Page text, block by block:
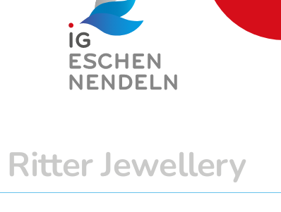
Jewellery